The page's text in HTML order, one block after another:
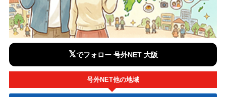
𝕏でフォロー 号外NET 大阪
号外NET他の地域